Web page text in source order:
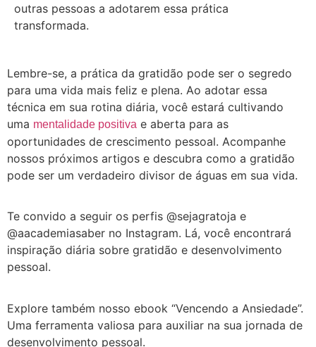
outras pessoas a adotarem essa prática
transformada.
Lembre-se, a prática da gratidão pode ser o segredo
para uma vida mais feliz e plena. Ao adotar essa
técnica em sua rotina diária, você estará cultivando
uma mentalidade positiva e aberta para as
oportunidades de crescimento pessoal. Acompanhe
nossos próximos artigos e descubra como a gratidão
pode ser um verdadeiro divisor de águas em sua vida.
Te convido a seguir os perfis @sejagratoja e
@aacademiasaber no Instagram. Lá, você encontrará
inspiração diária sobre gratidão e desenvolvimento
pessoal.
Explore também nosso ebook “Vencendo a Ansiedade”.
Uma ferramenta valiosa para auxiliar na sua jornada de
desenvolvimento pessoal.